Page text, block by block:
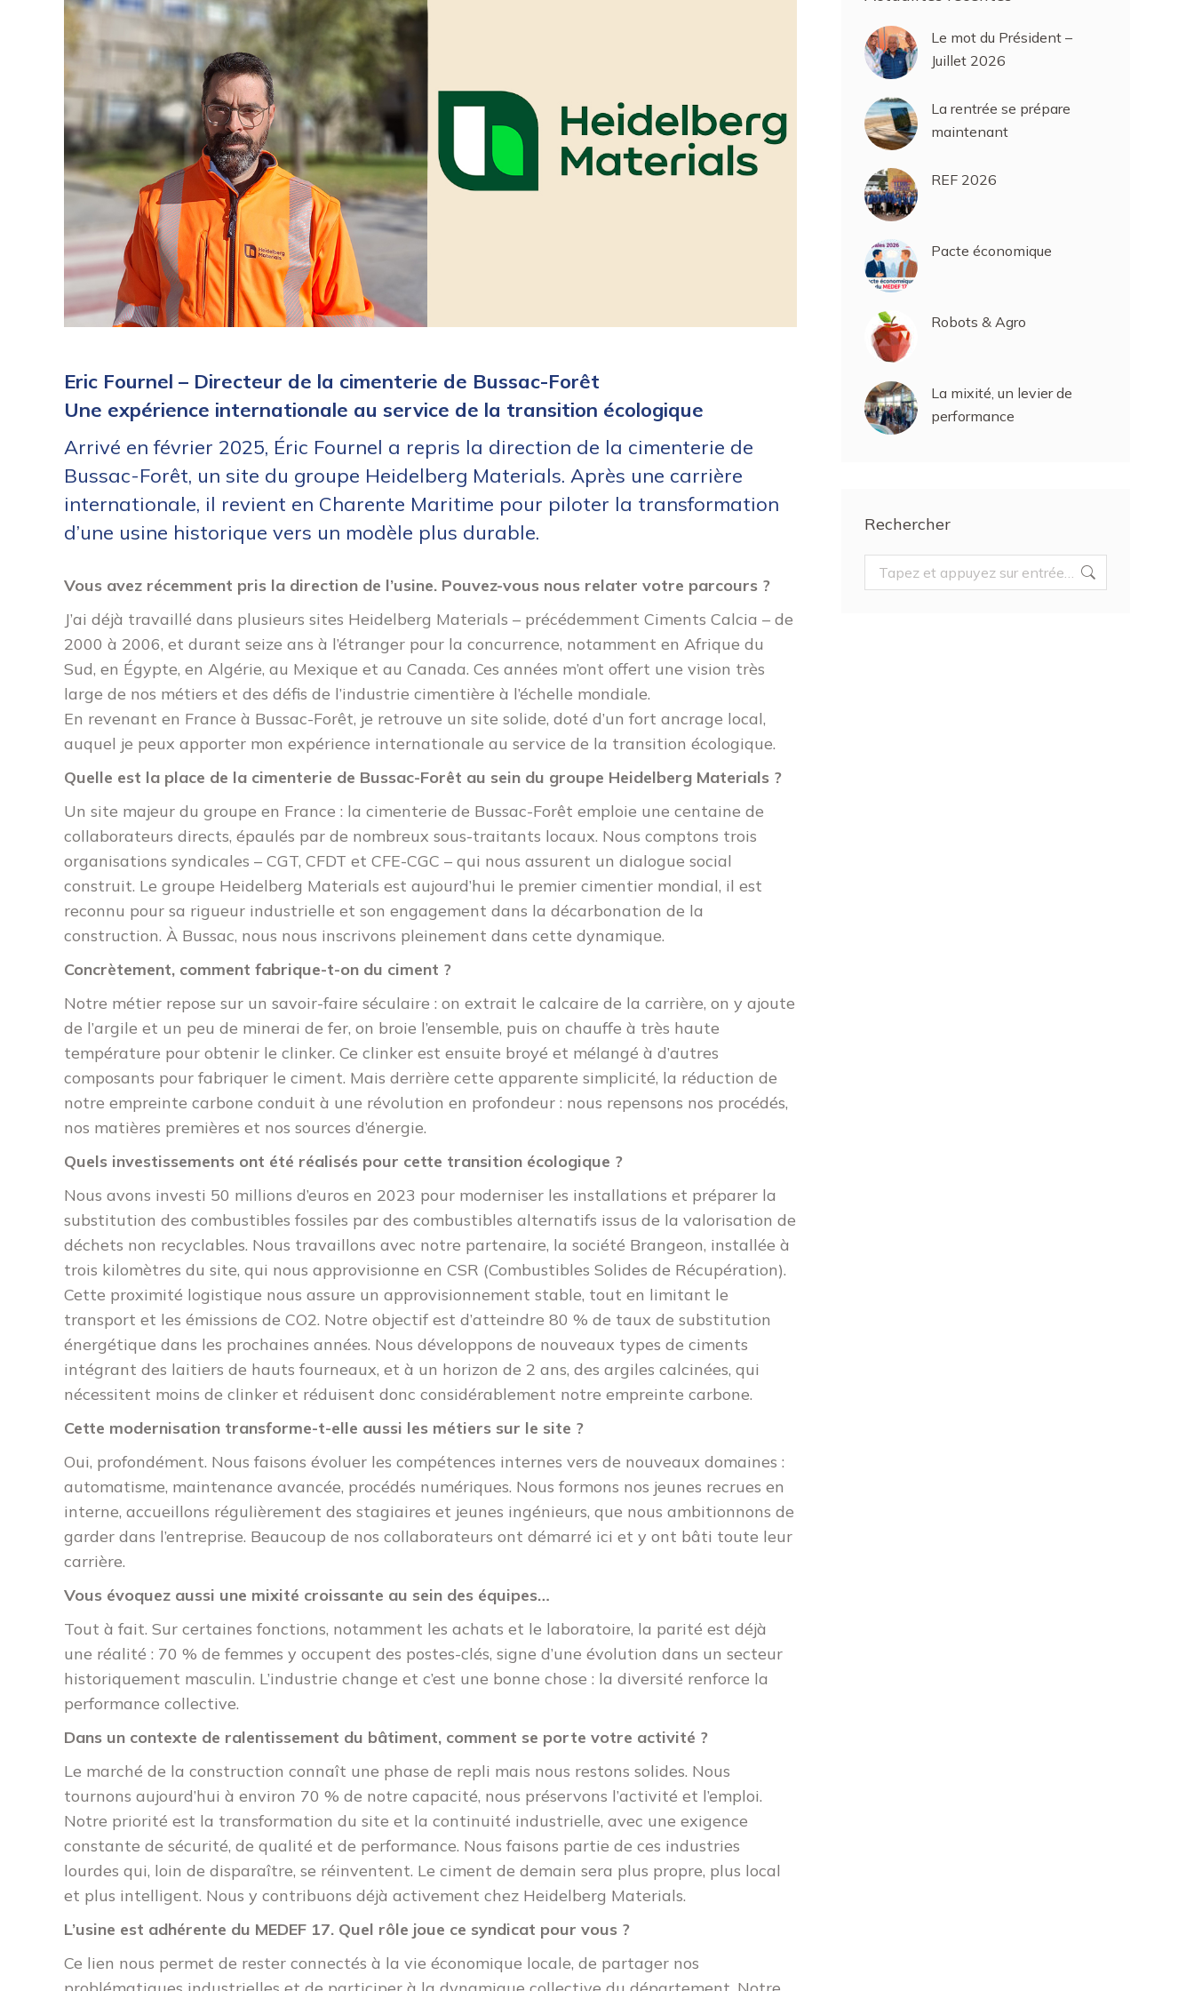
Eric Fournel – Directeur de la cimenterie de Bussac-Forêt
Une expérience internationale au service de la transition écologique
Arrivé en février 2025, Éric Fournel a repris la direction de la cimenterie de
Bussac-Forêt, un site du groupe Heidelberg Materials. Après une carrière
internationale, il revient en Charente Maritime pour piloter la transformation
d’une usine historique vers un modèle plus durable.
Vous avez récemment pris la direction de l’usine. Pouvez-vous nous relater votre parcours ?
J’ai déjà travaillé dans plusieurs sites Heidelberg Materials – précédemment Ciments Calcia – de
2000 à 2006, et durant seize ans à l’étranger pour la concurrence, notamment en Afrique du
Sud, en Égypte, en Algérie, au Mexique et au Canada. Ces années m’ont offert une vision très
large de nos métiers et des défis de l’industrie cimentière à l’échelle mondiale.
En revenant en France à Bussac-Forêt, je retrouve un site solide, doté d’un fort ancrage local,
auquel je peux apporter mon expérience internationale au service de la transition écologique.
Quelle est la place de la cimenterie de Bussac-Forêt au sein du groupe Heidelberg Materials ?
Un site majeur du groupe en France : la cimenterie de Bussac-Forêt emploie une centaine de
collaborateurs directs, épaulés par de nombreux sous-traitants locaux. Nous comptons trois
organisations syndicales – CGT, CFDT et CFE-CGC – qui nous assurent un dialogue social
construit. Le groupe Heidelberg Materials est aujourd’hui le premier cimentier mondial, il est
reconnu pour sa rigueur industrielle et son engagement dans la décarbonation de la
construction. À Bussac, nous nous inscrivons pleinement dans cette dynamique.
Concrètement, comment fabrique-t-on du ciment ?
Notre métier repose sur un savoir-faire séculaire : on extrait le calcaire de la carrière, on y ajoute
de l’argile et un peu de minerai de fer, on broie l’ensemble, puis on chauffe à très haute
température pour obtenir le clinker. Ce clinker est ensuite broyé et mélangé à d’autres
composants pour fabriquer le ciment. Mais derrière cette apparente simplicité, la réduction de
notre empreinte carbone conduit à une révolution en profondeur : nous repensons nos procédés,
nos matières premières et nos sources d’énergie.
Quels investissements ont été réalisés pour cette transition écologique ?
Nous avons investi 50 millions d’euros en 2023 pour moderniser les installations et préparer la
substitution des combustibles fossiles par des combustibles alternatifs issus de la valorisation de
déchets non recyclables. Nous travaillons avec notre partenaire, la société Brangeon, installée à
trois kilomètres du site, qui nous approvisionne en CSR (Combustibles Solides de Récupération).
Cette proximité logistique nous assure un approvisionnement stable, tout en limitant le
transport et les émissions de CO2. Notre objectif est d’atteindre 80 % de taux de substitution
énergétique dans les prochaines années. Nous développons de nouveaux types de ciments
intégrant des laitiers de hauts fourneaux, et à un horizon de 2 ans, des argiles calcinées, qui
nécessitent moins de clinker et réduisent donc considérablement notre empreinte carbone.
Cette modernisation transforme-t-elle aussi les métiers sur le site ?
Oui, profondément. Nous faisons évoluer les compétences internes vers de nouveaux domaines :
automatisme, maintenance avancée, procédés numériques. Nous formons nos jeunes recrues en
interne, accueillons régulièrement des stagiaires et jeunes ingénieurs, que nous ambitionnons de
garder dans l’entreprise. Beaucoup de nos collaborateurs ont démarré ici et y ont bâti toute leur
carrière.
Vous évoquez aussi une mixité croissante au sein des équipes…
Tout à fait. Sur certaines fonctions, notamment les achats et le laboratoire, la parité est déjà
une réalité : 70 % de femmes y occupent des postes-clés, signe d’une évolution dans un secteur
historiquement masculin. L’industrie change et c’est une bonne chose : la diversité renforce la
performance collective.
Dans un contexte de ralentissement du bâtiment, comment se porte votre activité ?
Le marché de la construction connaît une phase de repli mais nous restons solides. Nous
tournons aujourd’hui à environ 70 % de notre capacité, nous préservons l’activité et l’emploi.
Notre priorité est la transformation du site et la continuité industrielle, avec une exigence
constante de sécurité, de qualité et de performance. Nous faisons partie de ces industries
lourdes qui, loin de disparaître, se réinventent. Le ciment de demain sera plus propre, plus local
et plus intelligent. Nous y contribuons déjà activement chez Heidelberg Materials.
L’usine est adhérente du MEDEF 17. Quel rôle joue ce syndicat pour vous ?
Ce lien nous permet de rester connectés à la vie économique locale, de partager nos
Le mot du Président –
Juillet 2026
La rentrée se prépare
maintenant
REF 2026
Pacte économique
Robots & Agro
La mixité, un levier de
performance
Rechercher
Recherche
: